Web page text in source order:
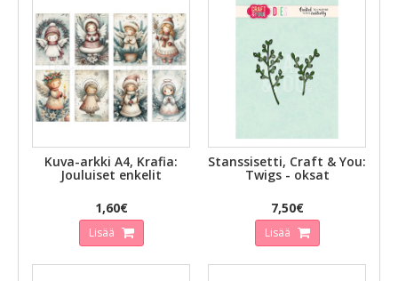
Kuva-arkki A4, Krafia:
Jouluiset enkelit
1,60€
Lisää
Stanssisetti, Craft & You:
Twigs - oksat
7,50€
Lisää